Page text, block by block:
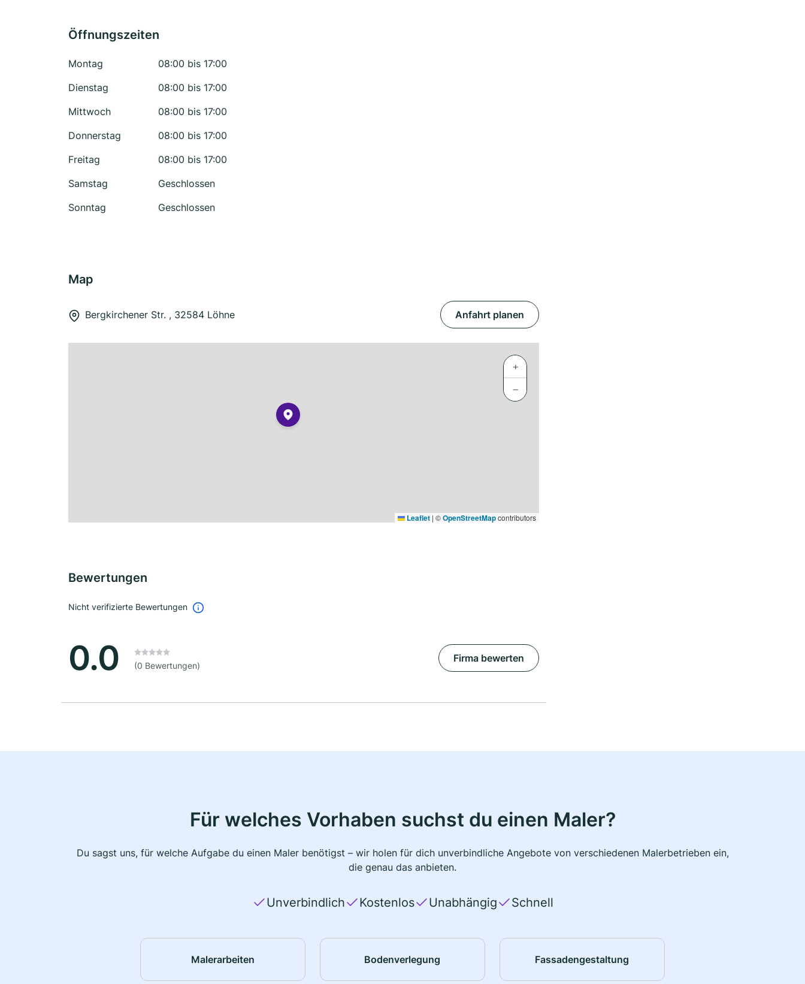
Öffnungszeiten
Montag
08:00 bis 17:00
Dienstag
08:00 bis 17:00
Mittwoch
08:00 bis 17:00
Donnerstag
08:00 bis 17:00
Freitag
08:00 bis 17:00
Samstag
Geschlossen
Sonntag
Geschlossen
Map
Bergkirchener Str. , 32584 Löhne Anfahrt planen
+
−
Leaflet | ©OpenStreetMapcontributors
Bewertungen
Nicht verifizierte Bewertungen
0.0 (0 Bewertungen)
Firma bewerten
Für welches Vorhaben suchst du einen Maler?
Du sagst uns, für welche Aufgabe du einen Maler benötigst – wir holen für dich unverbindliche Angebote von verschiedenen Malerbetrieben ein,
die genau das anbieten.
Unverbindlich Kostenlos Unabhängig Schnell
Malerarbeiten Bodenverlegung Fassadengestaltung